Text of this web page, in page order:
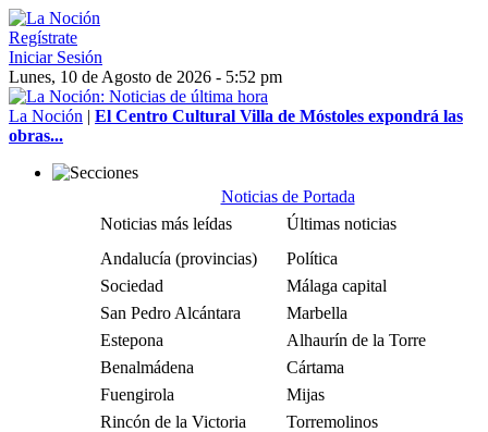
Regístrate
Iniciar Sesión
Lunes, 10 de Agosto de 2026 - 5:52 pm
La Noción | El Centro Cultural Villa de Móstoles expondrá las
obras...
Noticias de Portada
Noticias más leídas
Últimas noticias
Andalucía (provincias)
Política
Sociedad
Málaga capital
San Pedro Alcántara
Marbella
Estepona
Alhaurín de la Torre
Benalmádena
Cártama
Fuengirola
Mijas
Rincón de la Victoria
Torremolinos